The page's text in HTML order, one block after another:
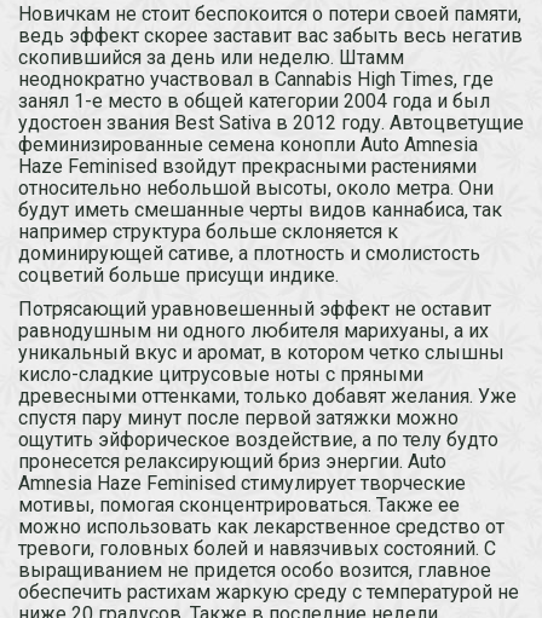
Новичкам не стоит беспокоится о потери своей памяти,
ведь эффект скорее заставит вас забыть весь негатив
скопившийся за день или неделю. Штамм
неоднократно участвовал в Cannabis High Times, где
занял 1-е место в общей категории 2004 года и был
удостоен звания Best Sativa в 2012 году. Автоцветущие
феминизированные семена конопли Auto Amnesia
Haze Feminised взойдут прекрасными растениями
относительно небольшой высоты, около метра. Они
будут иметь смешанные черты видов каннабиса, так
например структура больше склоняется к
доминирующей сативе, а плотность и смолистость
соцветий больше присущи индике.
Потрясающий уравновешенный эффект не оставит
равнодушным ни одного любителя марихуаны, а их
уникальный вкус и аромат, в котором четко слышны
кисло-сладкие цитрусовые ноты с пряными
древесными оттенками, только добавят желания. Уже
спустя пару минут после первой затяжки можно
ощутить эйфорическое воздействие, а по телу будто
пронесется релаксирующий бриз энергии. Auto
Amnesia Haze Feminised стимулирует творческие
мотивы, помогая сконцентрироваться. Также ее
можно использовать как лекарственное средство от
тревоги, головных болей и навязчивых состояний. С
выращиванием не придется особо возится, главное
обеспечить растихам жаркую среду с температурой не